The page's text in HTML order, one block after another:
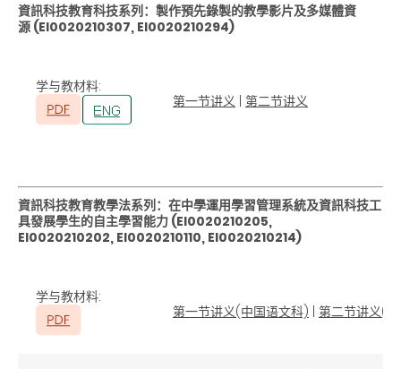
資訊科技教育科技系列：製作預先錄製的教學影片及多媒體資
源 (EI0020210307, EI0020210294)
学与教材料:
第一节讲义 | 第二节讲义
資訊科技教育教學法系列：在中學運用學習管理系統及資訊科技工
具發展學生的自主學習能力 (EI0020210205,
EI0020210202, EI0020210110, EI0020210214)
学与教材料:
第一节讲义(中国语文科) | 第二节讲义(